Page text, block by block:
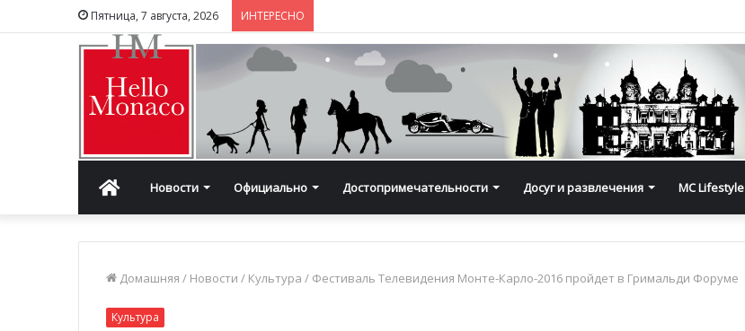
Пятница, 7 августа, 2026 ИНТЕРЕСНО
ГлавнаяНовости Официально Достопримечательности Досуг и развлечения MC Lifestyle
Домашняя / Новости / Культура / Фестиваль Телевидения Монте-Карло-2016 пройдет в Гримальди Форуме
Культура